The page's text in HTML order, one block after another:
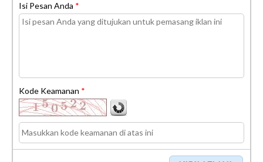
Isi Pesan Anda *
Kode Keamanan *